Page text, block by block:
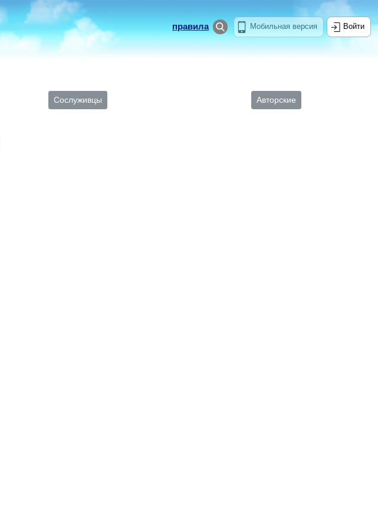
Мобильная версия
правила Войти
Сослуживцы Авторские